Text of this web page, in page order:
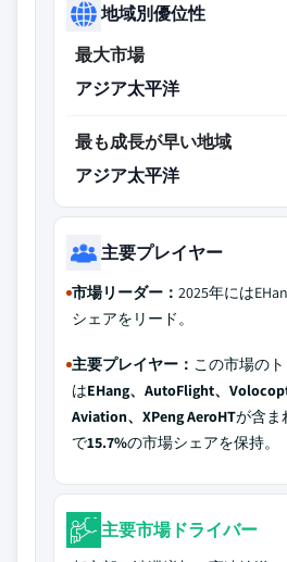
地域別優位性
最大市場
アジア太平洋
最も成長が早い地域
アジア太平洋
主要プレイヤー
市場リーダー： 2025年には
シェアをリード。
主要プレイヤー： この市場の
はEHang、AutoFlight、
Aviation、XPeng AeroHTが含ま
で15.7%の市場シェアを保持。
主要市場ドライバー